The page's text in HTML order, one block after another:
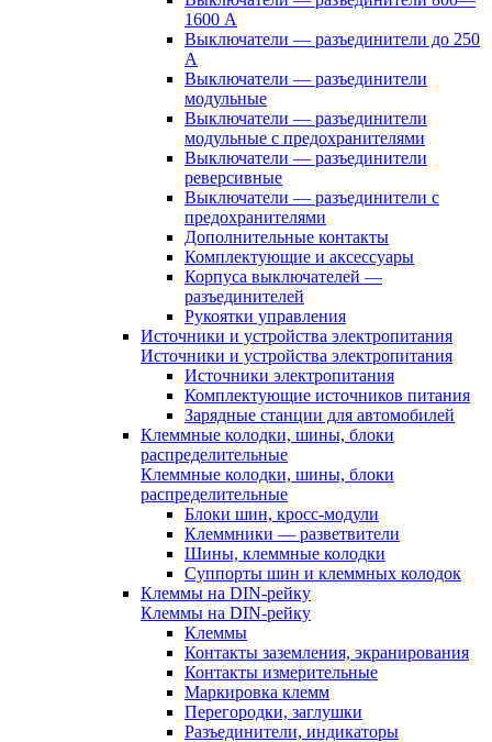
1600 А
Выключатели — разъединители до 250
А
Выключатели — разъединители
модульные
Выключатели — разъединители
модульные с предохранителями
Выключатели — разъединители
реверсивные
Выключатели — разъединители с
предохранителями
Дополнительные контакты
Комплектующие и аксессуары
Корпуса выключателей —
разъединителей
Рукоятки управления
Источники и устройства электропитания
Источники и устройства электропитания
Источники электропитания
Комплектующие источников питания
Зарядные станции для автомобилей
Клеммные колодки, шины, блоки
распределительные
Клеммные колодки, шины, блоки
распределительные
Блоки шин, кросс-модули
Клеммники — разветвители
Шины, клеммные колодки
Суппорты шин и клеммных колодок
Клеммы на DIN-рейку
Клеммы на DIN-рейку
Клеммы
Контакты заземления, экранирования
Контакты измерительные
Маркировка клемм
Перегородки, заглушки
Разъединители, индикаторы